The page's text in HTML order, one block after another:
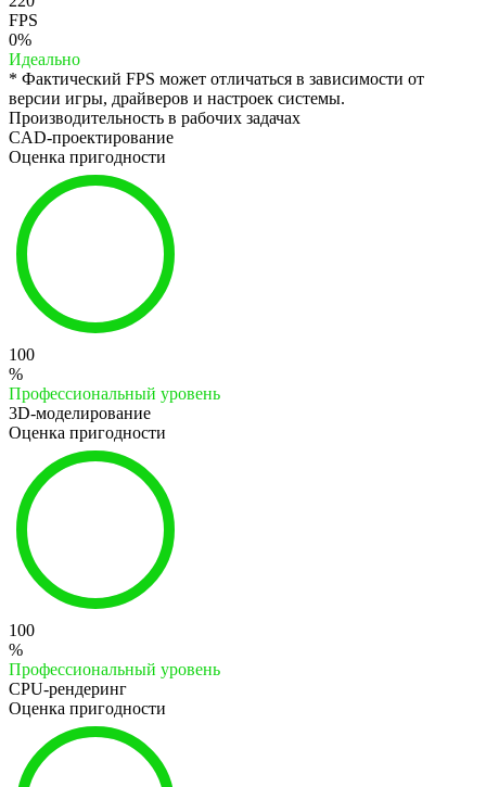
FPS
0%
Идеально
* Фактический FPS может отличаться в зависимости от
версии игры, драйверов и настроек системы.
Производительность в рабочих задачах
CAD-проектирование
Оценка пригодности
100
%
Профессиональный уровень
3D-моделирование
Оценка пригодности
100
%
Профессиональный уровень
CPU-рендеринг
Оценка пригодности